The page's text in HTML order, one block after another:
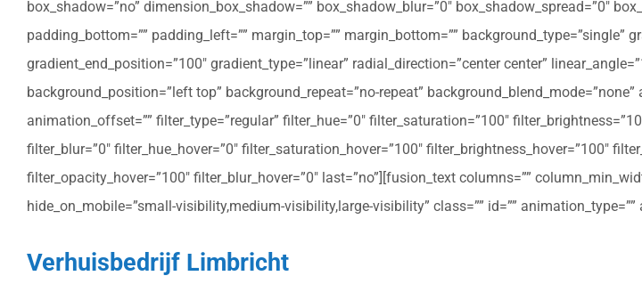
box_shadow=”no” dimension_box_shadow=”” box_shadow_blur=”0″ box_shadow_spread=”0″
padding_bottom=”” padding_left=”” margin_top=”” margin_bottom=”” background_type=”single”
gradient_end_position=”100″ gradient_type=”linear” radial_direction=”center center”
background_position=”left top” background_repeat=”no-repeat”
animation_offset=”” filter_type=”regular” filter_hue=”0″ filter_saturation=”100″
filter_blur=”0″ filter_hue_hover=”0″ filter_saturation_hover=”100″ filter_brightness_hover=”100″
filter_opacity_hover=”100″ filter_blur_hover=”0″ last=”no”][fusion_text columns=””
hide_on_mobile=”small-visibility,medium-visibility,large-visibility” class=”” id=””
Verhuisbedrijf Limbricht